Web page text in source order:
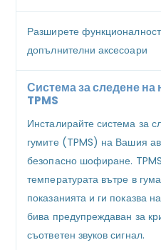
Разширете
допълнителни аксесоари
Система за следене на
TPMS
Инсталирайте система за
гумите (TPMS) на Вашия
безопасно шофиране.
температурата вътре в
показанията и ги показва
бива предупреждаван за
съответен звуков сигнал.